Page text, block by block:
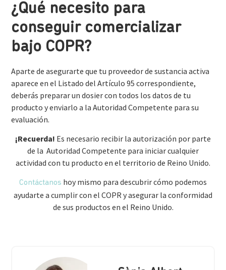
¿Qué necesito para
conseguir comercializar
bajo COPR?
Aparte de asegurarte que tu proveedor de sustancia activa
aparece en el Listado del Artículo 95 correspondiente,
deberás preparar un dosier con todos los datos de tu
producto y enviarlo a la Autoridad Competente para su
evaluación.
¡Recuerda! Es necesario recibir la autorización por parte
de la Autoridad Competente para iniciar cualquier
actividad con tu producto en el territorio de Reino Unido.
Contáctanos hoy mismo para descubrir cómo podemos
ayudarte a cumplir con el COPR y asegurar la conformidad
de sus productos en el Reino Unido.